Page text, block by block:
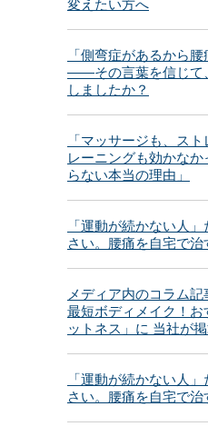
変えたい方へ
「側弯症があるから腰
——その言葉を信じて
しましたか？
「マッサージも、ス
レーニングも効かな
らない本当の理由」
「運動が続かない人
さい。腰痛を自宅で
メディア内のコラム
最短ボディメイク！お
ットネス」に 当社が
「運動が続かない人
さい。腰痛を自宅で